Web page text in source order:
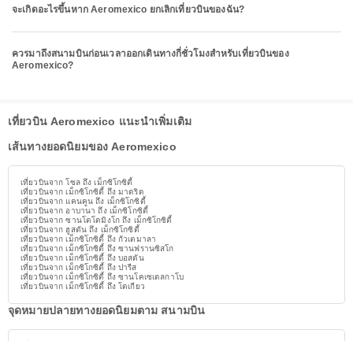
จะเกิดอะไรขึ้นหาก Aeromexico ยกเลิกเที่ยวบินของฉัน?
ควรมาถึงสนามบินก่อนเวลาออกเดินทางกี่ชั่วโมงสำหรับเที่ยวบินของ
Aeromexico?
เที่ยวบิน Aeromexico แนะนำเพิ่มเติม
เส้นทางยอดนิยมของ Aeromexico
เที่ยวบินจาก โซล ถึง เม็กซิโกซิตี้
เที่ยวบินจาก เม็กซิโกซิตี้ ถึง มาดริด
เที่ยวบินจาก แคนคูน ถึง เม็กซิโกซิตี้
เที่ยวบินจาก อาบานา ถึง เม็กซิโกซิตี้
เที่ยวบินจาก ซานโตโดมิงโก ถึง เม็กซิโกซิตี้
เที่ยวบินจาก ฮูสตัน ถึง เม็กซิโกซิตี้
เที่ยวบินจาก เม็กซิโกซิตี้ ถึง กัวเตมาลา
เที่ยวบินจาก เม็กซิโกซิตี้ ถึง ซานฟรานซิสโก
เที่ยวบินจาก เม็กซิโกซิตี้ ถึง บอสตัน
เที่ยวบินจาก เม็กซิโกซิตี้ ถึง ปารีส
เที่ยวบินจาก เม็กซิโกซิตี้ ถึง ซานโคเซเดลกาโบ
เที่ยวบินจาก เม็กซิโกซิตี้ ถึง โตเกียว
จุดหมายปลายทางยอดนิยมตาม สนามบิน